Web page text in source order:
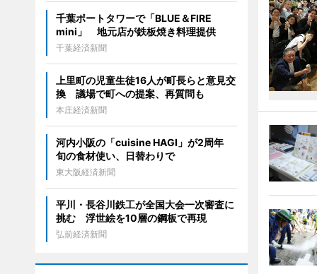
千葉ポートタワーで「BLUE＆FIRE
mini」 地元店が鉄板焼き料理提供
千葉経済新聞
上里町の児童生徒16人が町長らと意見交
換 議場で町への提案、再質問も
本庄経済新聞
河内小阪の「cuisine HAGI」が2周年
旬の食材使い、日替わりで
東大阪経済新聞
平川・長谷川鉄工が全国大会一次審査に
挑む 浮世絵を10層の鋼板で再現
弘前経済新聞